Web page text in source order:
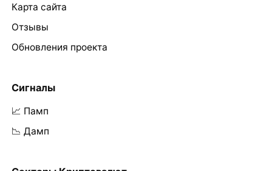
Карта сайта
Отзывы
Обновления проекта
Сигналы
📈 Памп
📉 Дамп